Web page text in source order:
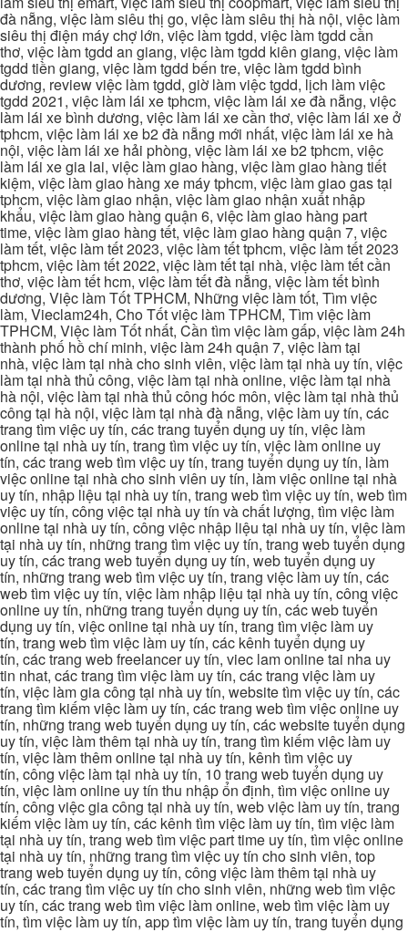
đà nẵng, việc làm siêu thị go, việc làm siêu thị hà nội, việc làm
siêu thị điện máy chợ lớn, việc làm tgdd, việc làm tgdd cần
thơ, việc làm tgdd an giang, việc làm tgdd kiên giang, việc làm
tgdd tiền giang, việc làm tgdd bến tre, việc làm tgdd bình
dương, review việc làm tgdd, giờ làm việc tgdd, lịch làm việc
tgdd 2021, việc làm lái xe tphcm, việc làm lái xe đà nẵng, việc
làm lái xe bình dương, việc làm lái xe cần thơ, việc làm lái xe ở
tphcm, việc làm lái xe b2 đà nẵng mới nhất, việc làm lái xe hà
nội, việc làm lái xe hải phòng, việc làm lái xe b2 tphcm, việc
làm lái xe gia lai, việc làm giao hàng, việc làm giao hàng tiết
kiệm, việc làm giao hàng xe máy tphcm, việc làm giao gas tại
tphcm, việc làm giao nhận, việc làm giao nhận xuất nhập
khẩu, việc làm giao hàng quận 6, việc làm giao hàng part
time, việc làm giao hàng tết, việc làm giao hàng quận 7, việc
làm tết, việc làm tết 2023, việc làm tết tphcm, việc làm tết 2023
tphcm, việc làm tết 2022, việc làm tết tại nhà, việc làm tết cần
thơ, việc làm tết hcm, việc làm tết đà nẵng, việc làm tết bình
dương, Việc làm Tốt TPHCM, Những việc làm tốt, Tìm việc
làm, Vieclam24h, Cho Tốt việc làm TPHCM, Tìm việc làm
TPHCM, Việc làm Tốt nhất, Cần tìm việc làm gấp, việc làm 24h
thành phố hồ chí minh, việc làm 24h quận 7, việc làm tại
nhà, việc làm tại nhà cho sinh viên, việc làm tại nhà uy tín, việc
làm tại nhà thủ công, việc làm tại nhà online, việc làm tại nhà
hà nội, việc làm tại nhà thủ công hóc môn, việc làm tại nhà thủ
công tại hà nội, việc làm tại nhà đà nẵng, việc làm uy tín, các
trang tìm việc uy tín, các trang tuyển dụng uy tín, việc làm
online tại nhà uy tín, trang tìm việc uy tín, việc làm online uy
tín, các trang web tìm việc uy tín, trang tuyển dụng uy tín, làm
việc online tại nhà cho sinh viên uy tín, làm việc online tại nhà
uy tín, nhập liệu tại nhà uy tín, trang web tìm việc uy tín, web tìm
việc uy tín, công việc tại nhà uy tín và chất lượng, tìm việc làm
online tại nhà uy tín, công việc nhập liệu tại nhà uy tín, việc làm
tại nhà uy tín, những trang tìm việc uy tín, trang web tuyển dụng
uy tín, các trang web tuyển dụng uy tín, web tuyển dụng uy
tín, những trang web tìm việc uy tín, trang việc làm uy tín, các
web tìm việc uy tín, việc làm nhập liệu tại nhà uy tín, công việc
online uy tín, những trang tuyển dụng uy tín, các web tuyển
dụng uy tín, việc online tại nhà uy tín, trang tìm việc làm uy
tín, trang web tìm việc làm uy tín, các kênh tuyển dụng uy
tín, các trang web freelancer uy tín, viec lam online tai nha uy
tin nhat, các trang tìm việc làm uy tín, các trang việc làm uy
tín, việc làm gia công tại nhà uy tín, website tìm việc uy tín, các
trang tìm kiếm việc làm uy tín, các trang web tìm việc online uy
tín, những trang web tuyển dụng uy tín, các website tuyển dụng
uy tín, việc làm thêm tại nhà uy tín, trang tìm kiếm việc làm uy
tín, việc làm thêm online tại nhà uy tín, kênh tìm việc uy
tín, công việc làm tại nhà uy tín, 10 trang web tuyển dụng uy
tín, việc làm online uy tín thu nhập ổn định, tìm việc online uy
tín, công việc gia công tại nhà uy tín, web việc làm uy tín, trang
kiếm việc làm uy tín, các kênh tìm việc làm uy tín, tìm việc làm
tại nhà uy tín, trang web tìm việc part time uy tín, tìm việc online
tại nhà uy tín, những trang tìm việc uy tín cho sinh viên, top
trang web tuyển dụng uy tín, công việc làm thêm tại nhà uy
tín, các trang tìm việc uy tín cho sinh viên, những web tìm việc
uy tín, các trang web tìm việc làm online, web tìm việc làm uy
tín, tìm việc làm uy tín, app tìm việc làm uy tín, trang tuyển dụng